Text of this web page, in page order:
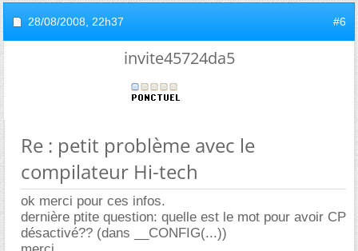
28/08/2008, 22h37 #6
invite45724da5
Re : petit problème avec le
compilateur Hi-tech
ok merci pour ces infos.
dernière ptite question: quelle est le mot pour avoir CP
désactivé?? (dans __CONFIG(...))